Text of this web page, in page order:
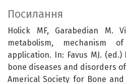
Посилання
Holick MF, Garabedian M.
metabolism, mechanism
application. In: Favus MJ.
bone diseases and disorders
Americal Society for Bone